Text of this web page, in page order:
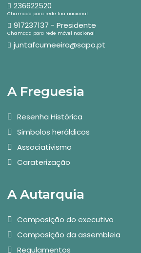
236622520
Chamada para rede fixa nacional
917237137 - Presidente
Chamada para rede móvel nacional
juntafcumeeira@sapo.pt
A Freguesia
Resenha Histórica
Simbolos heráldicos
Associativismo
Caraterização
A Autarquia
Composição do executivo
Composição da assembleia
Regulamentos